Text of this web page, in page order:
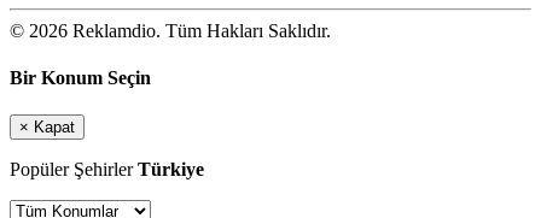
© 2026 Reklamdio. Tüm Hakları Saklıdır.
Bir Konum Seçin
× Kapat
Popüler ŞehirlerTürkiye